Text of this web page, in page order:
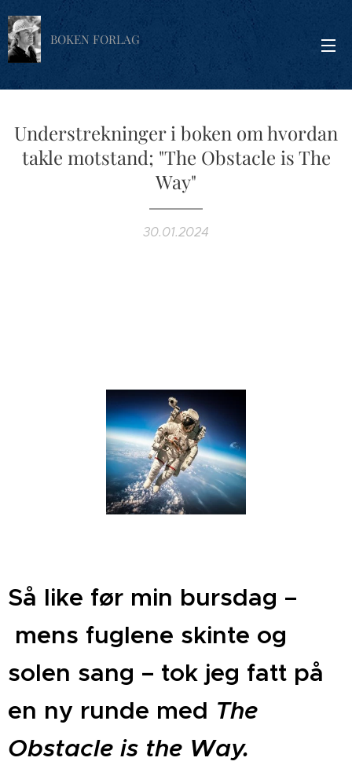
BOKEN FORLAG
Understrekninger i boken om hvordan
takle motstand; "The Obstacle is The
Way"
30.01.2024
Så like før min bursdag –
mens fuglene skinte og
solen sang – tok jeg fatt på
en ny runde med The
Obstacle is the Way.